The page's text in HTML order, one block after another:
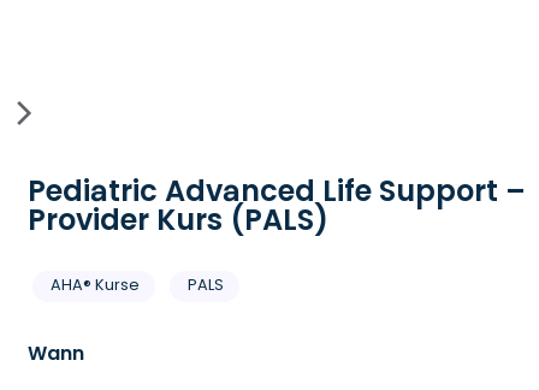
Pediatric Advanced Life Support –
Provider Kurs (PALS)
AHA® Kurse PALS
Wann